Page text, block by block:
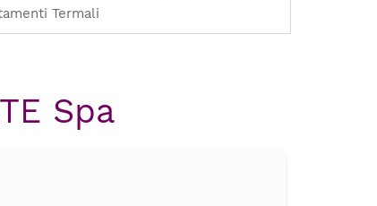
Termali
Spa